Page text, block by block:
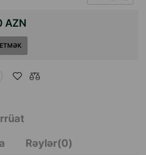
AZN
Rəylər(0)